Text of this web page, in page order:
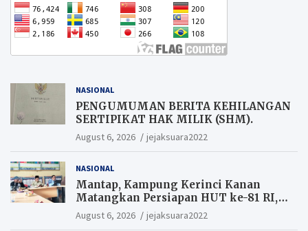
NASIONAL
PENGUMUMAN BERITA KEHILANGAN
SERTIPIKAT HAK MILIK (SHM).
August 6, 2026 jejaksuara2022
NASIONAL
Mantap, Kampung Kerinci Kanan
Matangkan Persiapan HUT ke-81 RI,
Warga yang ikut Upacara
Berkesempatan Raih Hadiah
August 6, 2026 jejaksuara2022